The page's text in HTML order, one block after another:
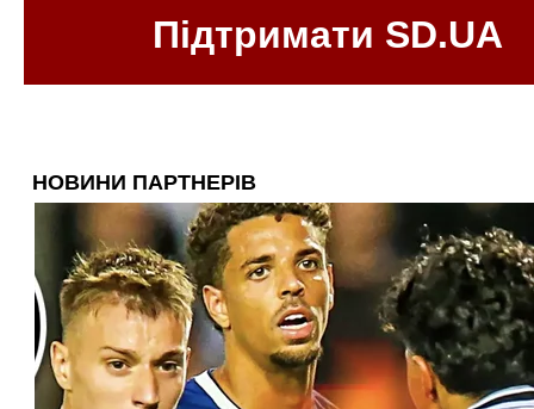
Підтримати SD.UA